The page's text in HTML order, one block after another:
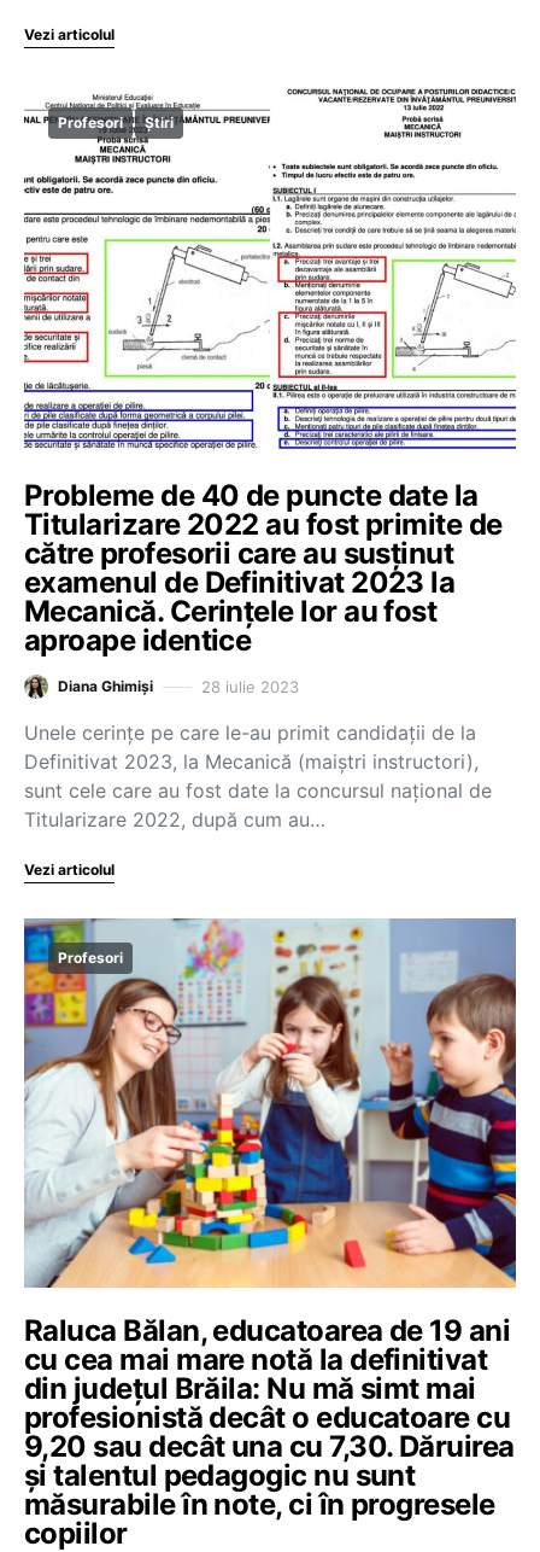
Vezi articolul
Profesori Știri
Probleme de 40 de puncte date la
Titularizare 2022 au fost primite de
către profesorii care au susținut
examenul de Definitivat 2023 la
Mecanică. Cerințele lor au fost
aproape identice
Diana Ghimiși 28 iulie 2023
Unele cerințe pe care le-au primit candidații de la
Definitivat 2023, la Mecanică (maiștri instructori),
sunt cele care au fost date la concursul național de
Titularizare 2022, după cum au…
Vezi articolul
Profesori
Raluca Bălan, educatoarea de 19 ani
cu cea mai mare notă la definitivat
din județul Brăila: Nu mă simt mai
profesionistă decât o educatoare cu
9,20 sau decât una cu 7,30. Dăruirea
și talentul pedagogic nu sunt
măsurabile în note, ci în progresele
copiilor